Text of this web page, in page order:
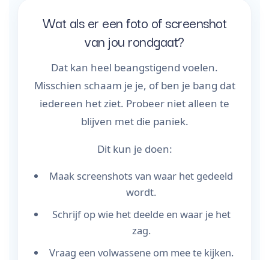
Wat als er een foto of screenshot
van jou rondgaat?
Dat kan heel beangstigend voelen.
Misschien schaam je je, of ben je bang dat
iedereen het ziet. Probeer niet alleen te
blijven met die paniek.
Dit kun je doen:
Maak screenshots van waar het gedeeld
wordt.
Schrijf op wie het deelde en waar je het
zag.
Vraag een volwassene om mee te kijken.